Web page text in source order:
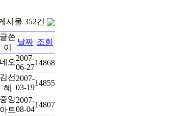
시물 352건
글쓴
이
날짜 조회
네오2007-
06-27
14868
김선
혜
2007-
03-19
14855
중앙
아트
2007-
08-04
14807